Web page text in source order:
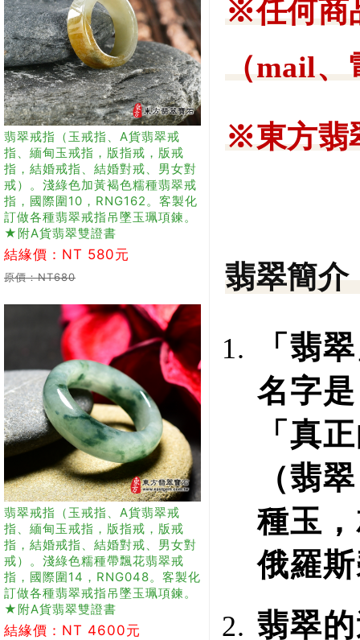
翡翠戒指（玉戒指、A貨翡翠戒
指、緬甸玉戒指，版指戒，版戒
指，結婚戒指、結婚對戒、男女對
戒）。淺綠色加黃褐色糯種翡翠戒
指，國際圍10，RNG162。客製化
訂做各種翡翠戒指吊墜玉珮項鍊。
★附A貨翡翠雙證書
結緣價：NT 580元
原價：NT680
翡翠戒指（玉戒指、A貨翡翠戒
指、緬甸玉戒指，版指戒，版戒
指，結婚戒指、結婚對戒、男女對
戒）。淺綠色糯種帶飄花翡翠戒
指，國際圍14，RNG048。客製化
訂做各種翡翠戒指吊墜玉珮項鍊。
★附A貨翡翠雙證書
結緣價：NT 4600元
※任何商
（mail
※東方翡
翡翠簡介
「翡
名字
「真
（翡
種玉
俄羅
翡翠